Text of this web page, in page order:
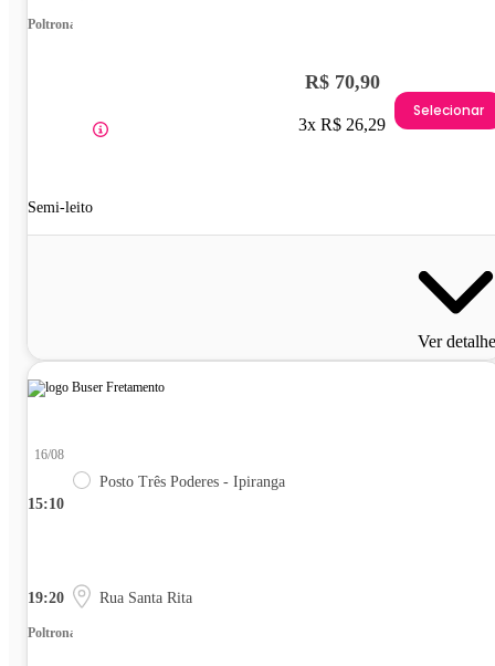
Poltrona
Semi-leito
R$ 70,90
3x R$ 26,29
Selecionar
Ver
15:10
16/08
Posto Três Poderes - Ipiranga
19:20 Rua Santa Rita
Poltrona